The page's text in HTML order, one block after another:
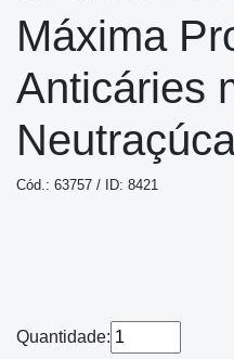
Máxima
Anticáries
Cód.: 63757 / ID: 8421
Quantidade: